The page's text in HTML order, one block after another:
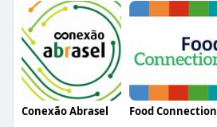
Conexão Abrasel Food Connection